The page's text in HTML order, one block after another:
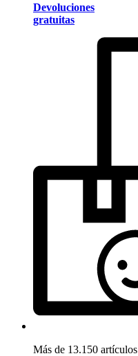
Devoluciones
gratuitas
Más de 13.150 artículos